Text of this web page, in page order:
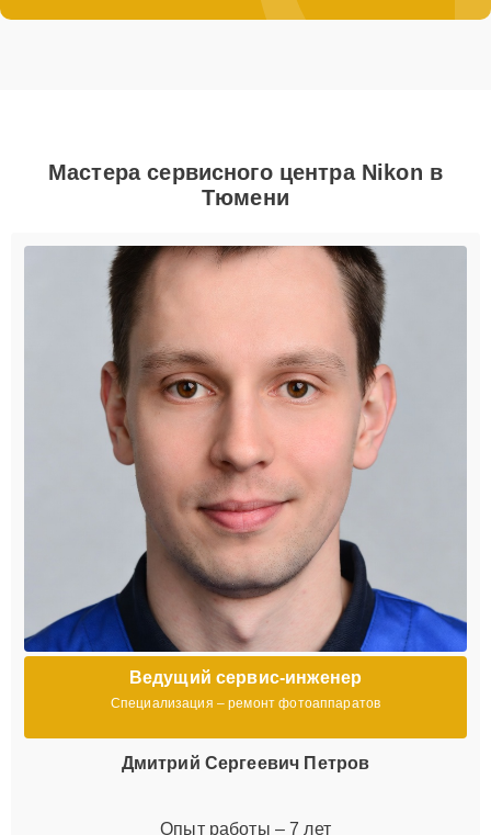
Мастера сервисного центра Nikon в
Тюмени
Ведущий сервис-инженер
Специализация – ремонт фотоаппаратов
Дмитрий Сергеевич Петров
Опыт работы – 7 лет